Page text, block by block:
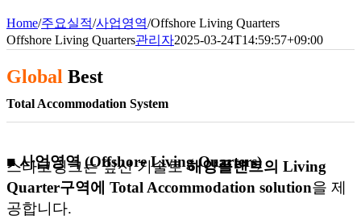
Home/주요실적/사업영역/Offshore Living Quarters
Offshore Living Quarters관리자2025-03-24T14:59:57+09:00
Global Best
Total Accommodation System
■ 사업영역 (Offshore Living Quarters)
스타코링크는 앞선 기술로해양플랜트의 Living
Quarter구역에 Total Accommodation solution을 제
공합니다.